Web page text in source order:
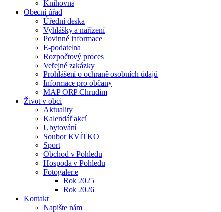
Knihovna
Obecní úřad
Úřední deska
Vyhlášky a nařízení
Povinné informace
E-podatelna
Rozpočtový proces
Veřejné zakázky
Prohlášení o ochraně osobních údajů
Informace pro občany
MAP ORP Chrudim
Život v obci
Aktuality
Kalendář akcí
Ubytování
Soubor KVÍTKO
Sport
Obchod v Pohledu
Hospoda v Pohledu
Fotogalerie
Rok 2025
Rok 2026
Kontakt
Napište nám